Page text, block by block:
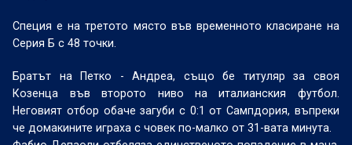
Специя е на третото място във временното класиране на
Серия Б с 48 точки.
Братът на Петко - Андреа, също бе титуляр за своя
Козенца във второто ниво на италианския футбол.
Неговият отбор обаче загуби с 0:1 от Сампдория, въпреки
че домакините играха с човек по-малко от 31-вата минута.